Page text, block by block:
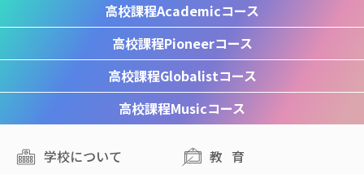
高校課程Academicコース
高校課程Pioneerコース
高校課程Globalistコース
高校課程Musicコース
学校について 教育